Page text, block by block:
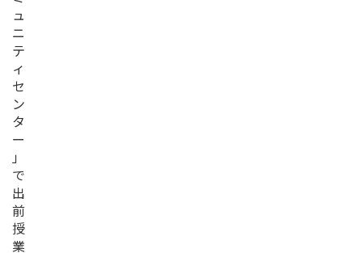
ュ
ニ
テ
ィ
セ
ン
タ
ー
」
で
出
前
授
業